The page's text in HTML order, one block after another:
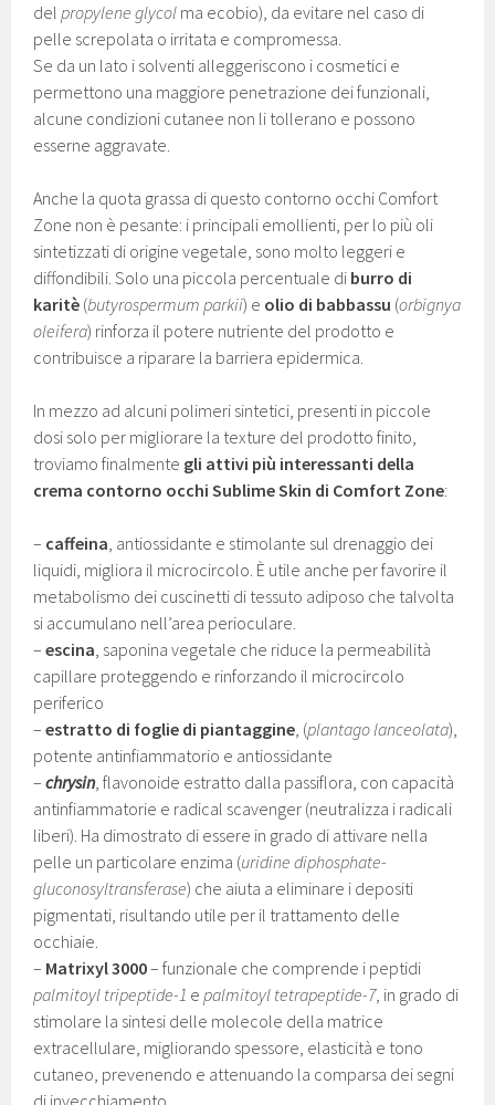
delpropylene glycol ma ecobio), da evitare nel caso di
pelle screpolata o irritata e compromessa.
Se da un lato i solventi alleggeriscono i cosmetici e
permettono una maggiore penetrazione dei funzionali,
alcune condizioni cutanee non li tollerano e possono
esserne aggravate.
Anche la quota grassa di questo contorno occhi Comfort
Zone non è pesante: i principali emollienti, per lo più oli
sintetizzati di origine vegetale, sono molto leggeri e
diffondibili. Solo una piccola percentuale di burro di
karitè (butyrospermum parkii) e olio di babbassu (orbignya
oleifera) rinforza il potere nutriente del prodotto e
contribuisce a riparare la barriera epidermica.
In mezzo ad alcuni polimeri sintetici, presenti in piccole
dosi solo per migliorare la texture del prodotto finito,
troviamo finalmente gli attivi più interessanti della
crema contorno occhi Sublime Skin di Comfort Zone:
– caffeina, antiossidante e stimolante sul drenaggio dei
liquidi, migliora il microcircolo. È utile anche per favorire il
metabolismo dei cuscinetti di tessuto adiposo che talvolta
si accumulano nell’area perioculare.
–escina, saponina vegetale che riduce la permeabilità
capillare proteggendo e rinforzando il microcircolo
periferico
–estratto di foglie di piantaggine, (plantago lanceolata),
potente antinfiammatorio e antiossidante
–chrysin, flavonoide estratto dalla passiflora, con capacità
antinfiammatorie e radical scavenger (neutralizza i radicali
liberi). Ha dimostrato di essere in grado di attivare nella
pelle un particolare enzima (uridine diphosphate-
gluconosyltransferase) che aiuta a eliminare i depositi
pigmentati, risultando utile per il trattamento delle
occhiaie.
– Matrixyl 3000– funzionale che comprende i peptidi
palmitoyl tripeptide-1 epalmitoyl tetrapeptide-7, in grado di
stimolare la sintesi delle molecole della matrice
extracellulare, migliorando spessore, elasticità e tono
cutaneo, prevenendo e attenuando la comparsa dei segni